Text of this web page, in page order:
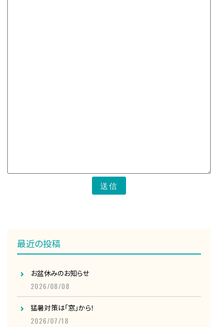
送信
最近の投稿
お盆休みのお知らせ
2026/08/08
猛暑対策は「窓」から！
2026/07/18